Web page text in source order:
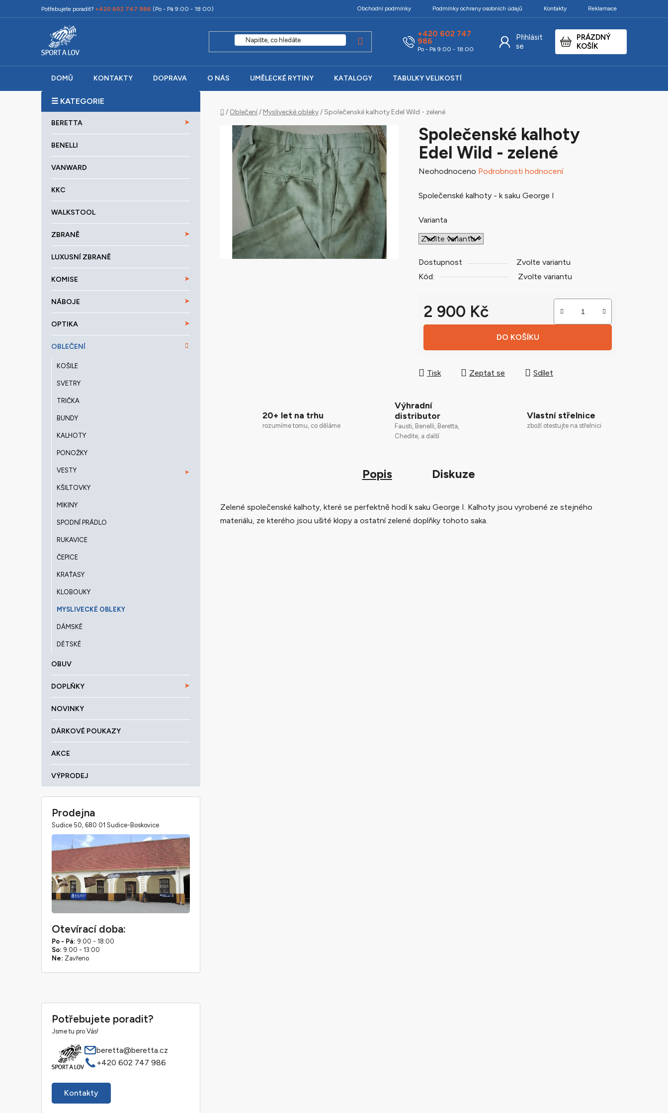
na
Potřebujete poradit? +420 602 747 986 (Po - Pá 9:00 - 18:00) Obchodní podmínky Podmínky ochrany osobních údajů Kontakty Reklamace
+420 602 747
986
Po - Pá 9:00 - 18:00
Přihlásit
se
NÁKUPNÍ
KOŠÍK
PRÁZDNÝ
KOŠÍK
DOMŮ KONTAKTY DOPRAVA O NÁS UMĚLECKÉ RYTINY KATALOGY TABULKY VELIKOSTÍ
P
o
kategorie
BERETTA
BENELLI
VANWARD
KKC
WALKSTOOL
ZBRANĚ
LUXUSNÍ ZBRANĚ
KOMISE
NÁBOJE
OPTIKA
OBLEČENÍ
KOŠILE
SVETRY
TRIČKA
BUNDY
KALHOTY
PONOŽKY
VESTY
KŠILTOVKY
MIKINY
SPODNÍ PRÁDLO
RUKAVICE
ČEPICE
KRAŤASY
KLOBOUKY
MYSLIVECKÉ OBLEKY
DÁMSKÉ
DĚTSKÉ
OBUV
DOPLŇKY
NOVINKY
DÁRKOVÉ POUKAZY
AKCE
VÝPRODEJ
Prodejna
Sudice 50, 680 01 Sudice-Boskovice
Otevírací doba:
Po - Pá: 9:00 - 18:00
So: 9:00 - 13:00
Ne: Zavřeno
Potřebujete poradit?
Jsme tu pro Vás!
beretta@beretta.cz
+420 602 747 986
Kontakty
Domů
/ Oblečení/ Myslivecké obleky/Společenské kalhoty Edel Wild - zelené
Společenské kalhoty
Edel Wild - zelené
Průměrné
produktu
0,0
z
hvězdiček.
Neohodnoceno Podrobnosti hodnocení
Společenské kalhoty - k saku George I
Varianta
Dostupnost
Zvolte variantu
Kód:
Zvolte variantu
2 900 Kč
Měrná cena:
DO KOŠÍKU
Tisk Zeptat se Sdílet
20+ let na trhu
rozumíme tomu, co děláme
Výhradní
distributor
Fausti, Benelli, Beretta,
Chedite, a další
Vlastní střelnice
zboží otestujte na střelnici
Popis Diskuze
Zelené společenské kalhoty, které se perfektně hodí k saku George I. Kalhoty jsou vyrobené ze stejného
materiálu, ze kterého jsou ušité klopy a ostatní zelené doplňky tohoto saka.